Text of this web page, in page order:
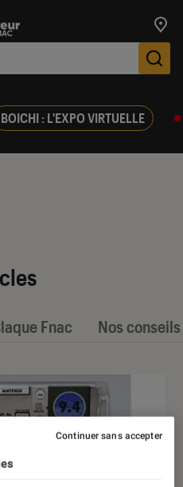
BOICHI : L'EXPO VIRTUELLE
Fnac Nos conseils
Continuer sans accepter